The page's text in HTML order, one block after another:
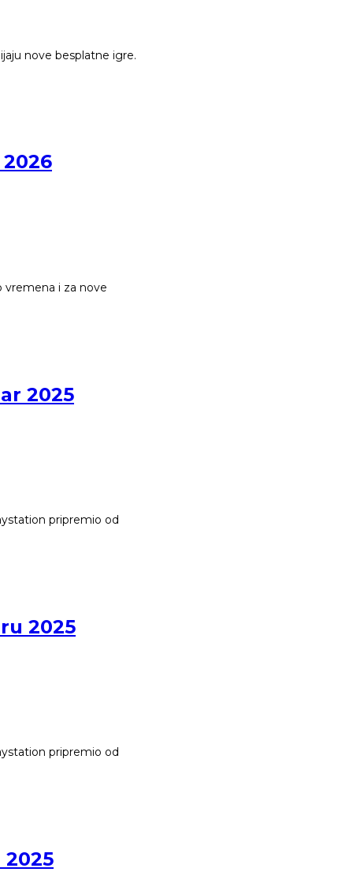
nove besplatne igre.
vremena i za nove
2025
pripremio od
2025
pripremio od